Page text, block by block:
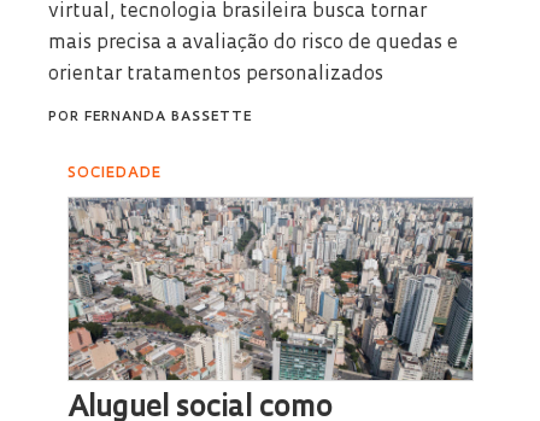
virtual, tecnologia brasileira busca tornar
mais precisa a avaliação do risco de quedas e
orientar tratamentos personalizados
POR FERNANDA BASSETTE
SOCIEDADE
Aluguel social como